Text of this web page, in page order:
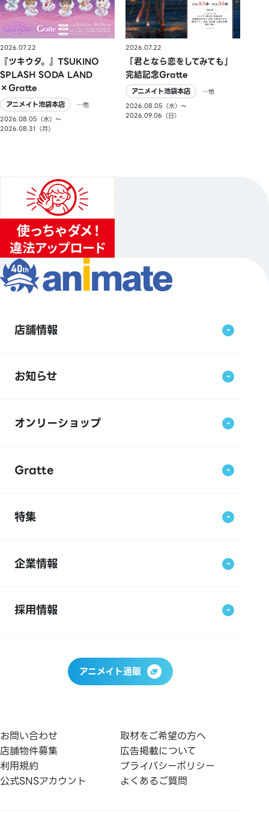
2026.07.22
『ツキウタ。』TSUKINO
SPLASH SODA LAND
×Gratte
アニメイト池袋本店
…他
2026.08.05（水）〜
2026.08.31（月）
2026.07.22
「君となら恋をしてみても」
完結記念Gratte
アニメイト池袋本店
…他
2026.08.05（水）〜
2026.09.06（日）
店舗情報
お知らせ
オンリーショップ
Gratte
特集
企業情報
採用情報
アニメイト通販
お問い合わせ
取材をご希望の方へ
店舗物件募集
広告掲載について
利用規約
プライバシーポリシー
公式SNSアカウント
よくあるご質問